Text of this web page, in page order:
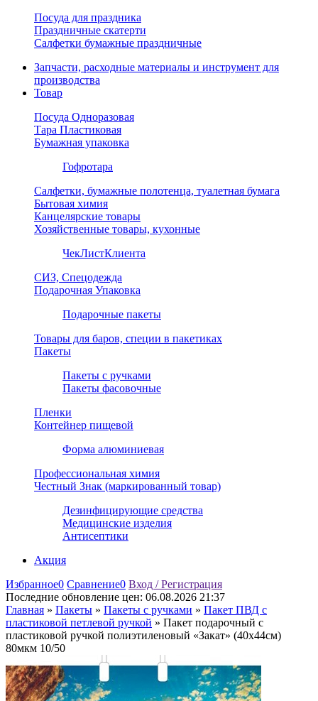
Посуда для праздника
Праздничные скатерти
Салфетки бумажные праздничные
Запчасти, расходные материалы и инструмент для
производства
Товар
Посуда Одноразовая
Тара Пластиковая
Бумажная упаковка
Гофротара
Салфетки, бумажные полотенца, туалетная бумага
Бытовая химия
Канцелярские товары
Хозяйственные товары, кухонные
ЧекЛистКлиента
СИЗ, Спецодежда
Подарочная Упаковка
Подарочные пакеты
Товары для баров, специи в пакетиках
Пакеты
Пакеты с ручками
Пакеты фасовочные
Пленки
Контейнер пищевой
Форма алюминиевая
Профессиональная химия
Честный Знак (маркированный товар)
Дезинфицирующие средства
Медицинские изделия
Антисептики
Акция
Избранное0 Сравнение0 Вход / Регистрация
Последние обновление цен: 06.08.2026 21:37
Главная » Пакеты » Пакеты с ручками » Пакет ПВД с
пластиковой петлевой ручкой » Пакет подарочный с
пластиковой ручкой полиэтиленовый «Закат» (40х44см)
80мкм 10/50